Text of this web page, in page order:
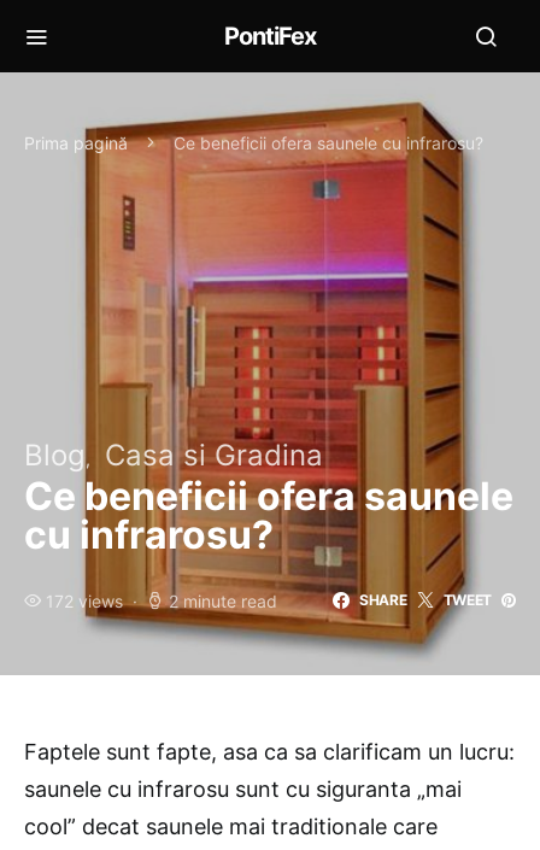
PontiFex
Prima pagină Ce beneficii ofera saunele cu infrarosu?
Blog Casa si Gradina
Ce beneficii ofera saunele
cu infrarosu?
172 views 2 minute read SHARE TWEET
Faptele sunt fapte, asa ca sa clarificam un lucru:
saunele cu infrarosu sunt cu siguranta „mai
cool” decat saunele mai traditionale care